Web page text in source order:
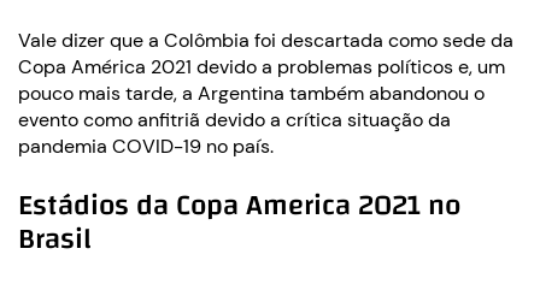
Vale dizer que a Colômbia foi descartada como sede da
Copa América 2021 devido a problemas políticos e, um
pouco mais tarde, a Argentina também abandonou o
evento como anfitriã devido a crítica situação da
pandemia COVID-19 no país.
Estádios da Copa America 2021 no
Brasil